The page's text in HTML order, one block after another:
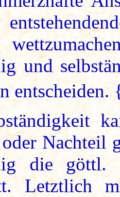
und
entscheiden.
Nachteil
die göttl.
Letztlich